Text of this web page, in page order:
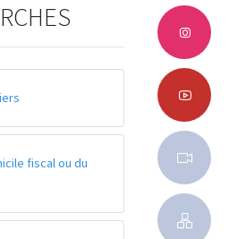
fiscal ou du